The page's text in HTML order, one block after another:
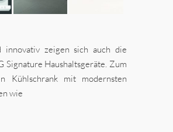
innovativ zeigen sich auch die
Signature Haushaltsgeräte. Zum
Kühlschrank mit modernsten
wie